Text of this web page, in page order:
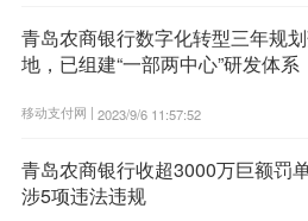
青岛农商银行数字化转型三年规
地，已组建“一部两中心”研发体系
移动支付网 | 2023/9/6 11:57:52
青岛农商银行收超3000万巨额罚
涉5项违法违规